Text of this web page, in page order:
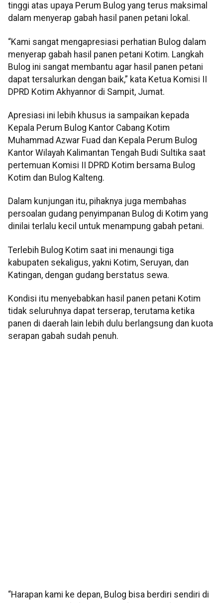
tinggi atas upaya Perum Bulog yang terus maksimal
dalam menyerap gabah hasil panen petani lokal.
“Kami sangat mengapresiasi perhatian Bulog dalam
menyerap gabah hasil panen petani Kotim. Langkah
Bulog ini sangat membantu agar hasil panen petani
dapat tersalurkan dengan baik,” kata Ketua Komisi II
DPRD Kotim Akhyannor di Sampit, Jumat.
Apresiasi ini lebih khusus ia sampaikan kepada
Kepala Perum Bulog Kantor Cabang Kotim
Muhammad Azwar Fuad dan Kepala Perum Bulog
Kantor Wilayah Kalimantan Tengah Budi Sultika saat
pertemuan Komisi II DPRD Kotim bersama Bulog
Kotim dan Bulog Kalteng.
Dalam kunjungan itu, pihaknya juga membahas
persoalan gudang penyimpanan Bulog di Kotim yang
dinilai terlalu kecil untuk menampung gabah petani.
Terlebih Bulog Kotim saat ini menaungi tiga
kabupaten sekaligus, yakni Kotim, Seruyan, dan
Katingan, dengan gudang berstatus sewa.
Kondisi itu menyebabkan hasil panen petani Kotim
tidak seluruhnya dapat terserap, terutama ketika
panen di daerah lain lebih dulu berlangsung dan kuota
serapan gabah sudah penuh.
“Harapan kami ke depan, Bulog bisa berdiri sendiri di